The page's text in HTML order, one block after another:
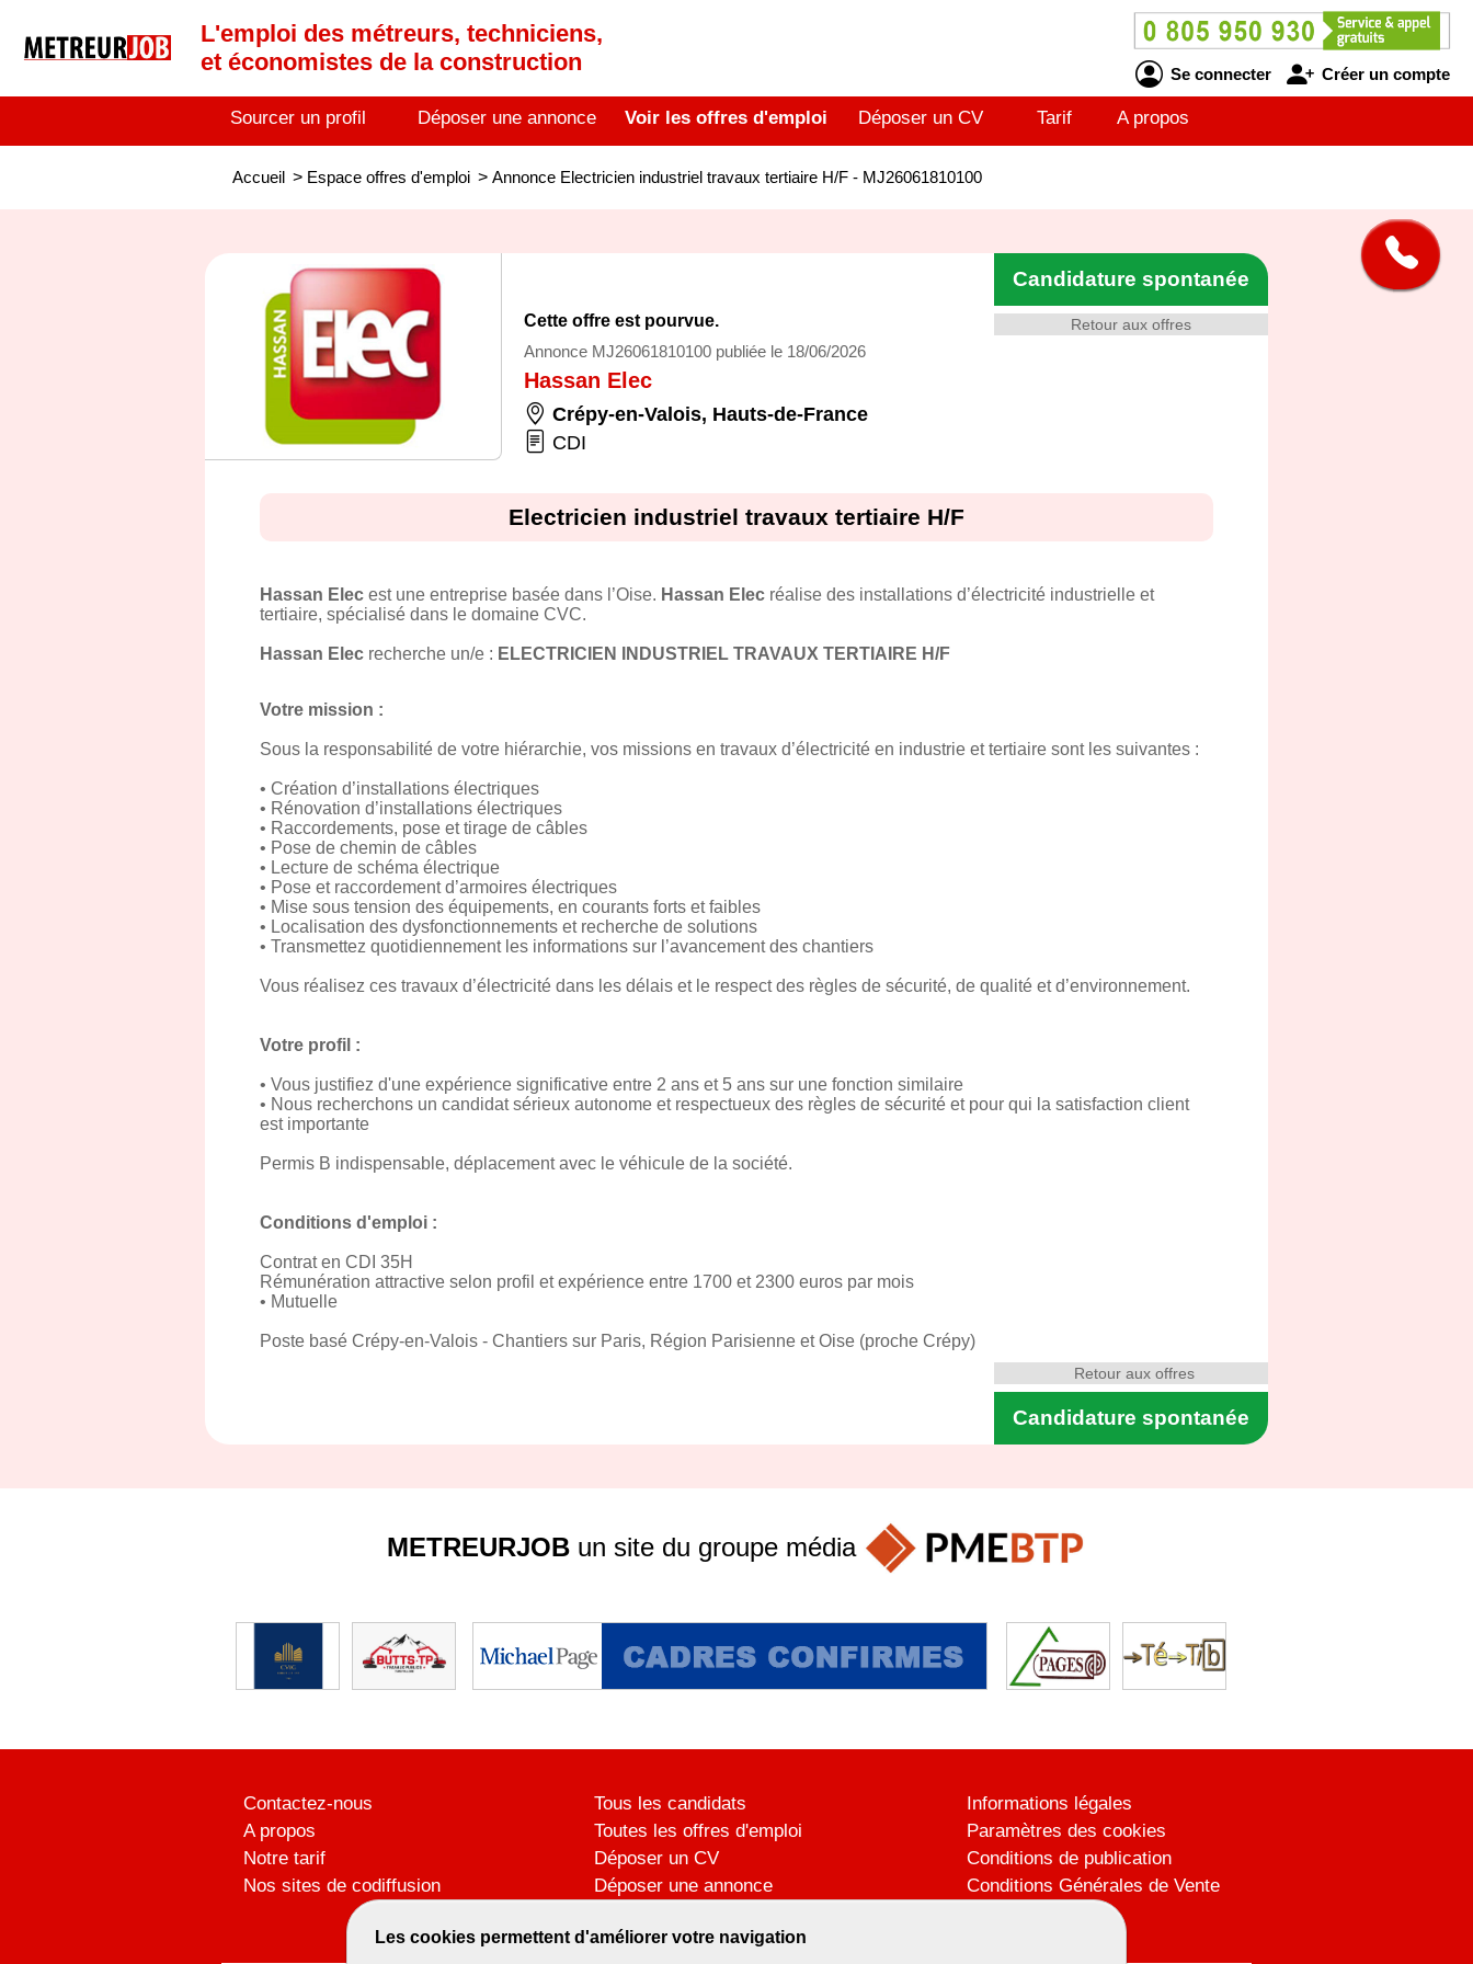
L'emploi des métreurs, techniciens,
et économistes de la construction
Se connecter Créer un compte
Sourcer un profil Déposer une annonce Voir les offres d'emploi Déposer un CV Tarif A propos
Accueil > Espace offres d'emploi > Annonce Electricien industriel travaux tertiaire H/F - MJ26061810100
Retour aux offres
Candidature spontanée
Cette offre est pourvue.
Annonce MJ26061810100 publiée le 18/06/2026
Hassan Elec
Crépy-en-Valois, Hauts-de-France
CDI
Electricien industriel travaux tertiaire H/F
Hassan Elec est une entreprise basée dans l’Oise. Hassan Elec réalise des installations d’électricité industrielle et
tertiaire, spécialisé dans le domaine CVC.
Hassan Elec recherche un/e : ELECTRICIEN INDUSTRIEL TRAVAUX TERTIAIRE H/F
Votre mission :
Sous la responsabilité de votre hiérarchie, vos missions en travaux d’électricité en industrie et tertiaire sont les suivantes :
• Création d’installations électriques
• Rénovation d’installations électriques
• Raccordements, pose et tirage de câbles
• Pose de chemin de câbles
• Lecture de schéma électrique
• Pose et raccordement d’armoires électriques
• Mise sous tension des équipements, en courants forts et faibles
• Localisation des dysfonctionnements et recherche de solutions
• Transmettez quotidiennement les informations sur l’avancement des chantiers
Vous réalisez ces travaux d’électricité dans les délais et le respect des règles de sécurité, de qualité et d’environnement.
Votre profil :
• Vous justifiez d'une expérience significative entre 2 ans et 5 ans sur une fonction similaire
• Nous recherchons un candidat sérieux autonome et respectueux des règles de sécurité et pour qui la satisfaction client
est importante
Permis B indispensable, déplacement avec le véhicule de la société.
Conditions d'emploi :
Contrat en CDI 35H
Rémunération attractive selon profil et expérience entre 1700 et 2300 euros par mois
• Mutuelle
Poste basé Crépy-en-Valois - Chantiers sur Paris, Région Parisienne et Oise (proche Crépy)
Candidature spontanée
Retour aux offres
Les cookies permettent d'améliorer votre navigation
METREURJOB un site du groupe média
Contactez-nous
A propos
Notre tarif
Nos sites de codiffusion
Tous les candidats
Toutes les offres d'emploi
Déposer un CV
Déposer une annonce
Informations légales
Paramètres des cookies
Conditions de publication
Conditions Générales de Vente